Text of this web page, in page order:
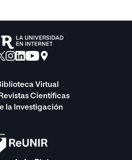
Virtual
Científicas
la Investigación